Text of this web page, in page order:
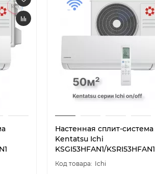
Настенная сплит-система
Kentatsu Ichi
KSGI53HFAN1/KSRI53HFAN1
Ichi